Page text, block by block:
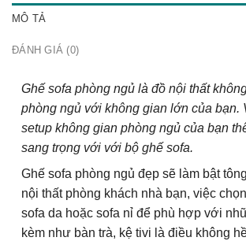
MÔ TẢ
ĐÁNH GIÁ (0)
Ghế sofa phòng ngủ là đồ nội thất
phòng ngủ với không gian lớn của bạn.
setup không gian phòng ngủ của bạn
sang trọng với với bộ ghế sofa.
Ghế sofa phòng ngủ đẹp sẽ làm bật
nội thất phòng khách nhà bạn, việc
sofa da hoặc sofa nỉ để phù hợp với
kèm như bàn trà, kệ tivi là điều không